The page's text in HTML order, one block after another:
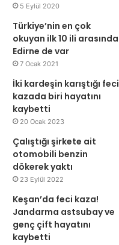
5 Eylül 2020
Türkiye’nin en çok
okuyan ilk 10 ili arasında
Edirne de var
7 Ocak 2021
İki kardeşin karıştığı feci
kazada biri hayatını
kaybetti
20 Ocak 2023
Çalıştığı şirkete ait
otomobili benzin
dökerek yaktı
23 Eylül 2022
Keşan’da feci kaza!
Jandarma astsubay ve
genç çift hayatını
kaybetti